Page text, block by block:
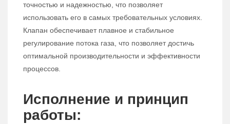
точностью и надежностью, что позволяет
использовать его в самых требовательных условиях.
Клапан обеспечивает плавное и стабильное
регулирование потока газа, что позволяет достичь
оптимальной производительности и эффективности
процессов.
Исполнение и принцип
работы: